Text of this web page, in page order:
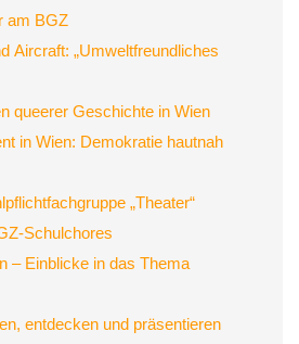
am BGZ
Aircraft: „Umweltfreundliches
queerer Geschichte in Wien
in Wien: Demokratie hautnah
„Theater“
Schulchores
– Einblicke in das Thema
entdecken und präsentieren